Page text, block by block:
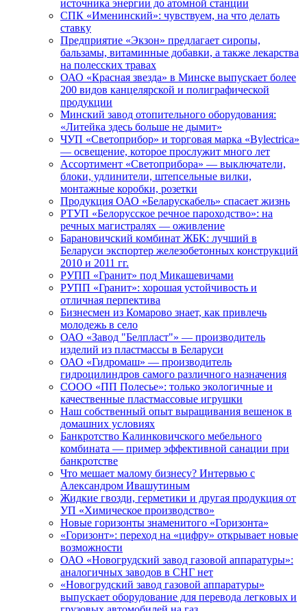
источника энергии до атомной станции
СПК «Именинский»: чувствуем, на что делать
ставку
Предприятие «Экзон» предлагает сиропы,
бальзамы, витаминные добавки, а также лекарства
на полесских травах
ОАО «Красная звезда» в Минске выпускает более
200 видов канцелярской и полиграфической
продукции
Минский завод отопительного оборудования:
«Литейка здесь больше не дымит»
ЧУП «Светоприбор» и торговая марка «Bylectrica»
— освещение, которое прослужит много лет
Ассортимент «Светоприбора» — выключатели,
блоки, удлинители, штепсельные вилки,
монтажные коробки, розетки
Продукция ОАО «Беларускабель» спасает жизнь
РТУП «Белорусское речное пароходство»: на
речных магистралях — оживление
Барановичский комбинат ЖБК: лучший в
Беларуси экспортер железобетонных конструкций
2010 и 2011 гг.
РУПП «Гранит» под Микашевичами
РУПП «Гранит»: хорошая устойчивость и
отличная перпектива
Бизнесмен из Комарово знает, как привлечь
молодежь в село
ОАО «Завод "Белпласт"» — производитель
изделий из пластмассы в Беларуси
ОАО «Гидромаш» — производитель
гидроцилиндров самого различного назначения
СООО «ПП Полесье»: только экологичные и
качественные пластмассовые игрушки
Наш собственный опыт выращивания вешенок в
домашних условиях
Банкротство Калинковичского мебельного
комбината — пример эффективной санации при
банкротстве
Что мешает малому бизнесу? Интервью с
Александром Ивашутиным
Жидкие гвозди, герметики и другая продукция от
УП «Химическое производство»
Новые горизонты знаменитого «Горизонта»
«Горизонт»: переход на «цифру» открывает новые
возможности
ОАО «Новогрудский завод газовой аппаратуры»:
аналогичных заводов в СНГ нет
«Новогрудский завод газовой аппаратуры»
выпускает оборудование для перевода легковых и